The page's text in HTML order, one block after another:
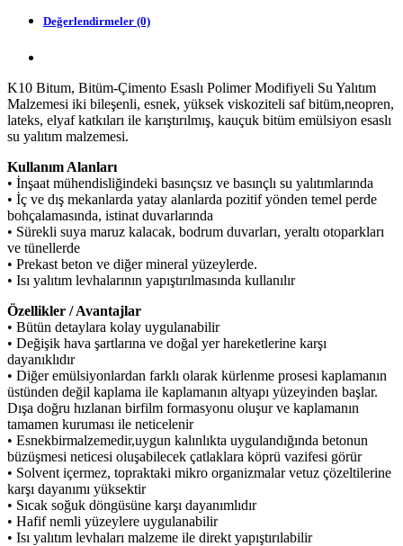
Değerlendirmeler (0)
K10 Bitum, Bitüm-Çimento Esaslı Polimer Modifiyeli Su Yalıtım
Malzemesi iki bileşenli, esnek, yüksek viskoziteli saf bitüm,neopren,
lateks, elyaf katkıları ile karıştırılmış, kauçuk bitüm emülsiyon esaslı
su yalıtım malzemesi.
Kullanım Alanları
• İnşaat mühendisliğindeki basınçsız ve basınçlı su yalıtımlarında
• İç ve dış mekanlarda yatay alanlarda pozitif yönden temel perde
bohçalamasında, istinat duvarlarında
• Sürekli suya maruz kalacak, bodrum duvarları, yeraltı otoparkları
ve tünellerde
• Prekast beton ve diğer mineral yüzeylerde.
• Isı yalıtım levhalarının yapıştırılmasında kullanılır
Özellikler / Avantajlar
• Bütün detaylara kolay uygulanabilir
• Değişik hava şartlarına ve doğal yer hareketlerine karşı
dayanıklıdır
• Diğer emülsiyonlardan farklı olarak kürlenme prosesi kaplamanın
üstünden değil kaplama ile kaplamanın altyapı yüzeyinden başlar.
Dışa doğru hızlanan birfilm formasyonu oluşur ve kaplamanın
tamamen kuruması ile neticelenir
• Esnekbirmalzemedir,uygun kalınlıkta uygulandığında betonun
büzüşmesi neticesi oluşabilecek çatlaklara köprü vazifesi görür
• Solvent içermez, topraktaki mikro organizmalar vetuz çözeltilerine
karşı dayanımı yüksektir
• Sıcak soğuk döngüsüne karşı dayanımlıdır
• Hafif nemli yüzeylere uygulanabilir
• Isı yalıtım levhaları malzeme ile direkt yapıştırılabilir